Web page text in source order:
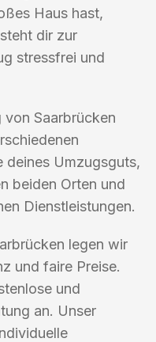
Haus hast,
dir zur
stressfrei und
Saarbrücken
deines Umzugsguts,
beiden Orten und
Dienstleistungen.
legen wir
und faire Preise.
und
an. Unser